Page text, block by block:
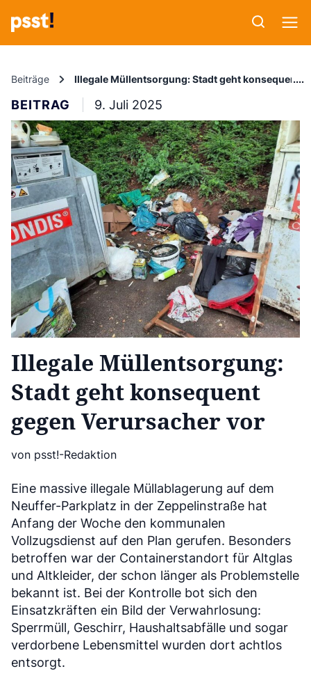
Beiträge Illegale Müllentsorgung: Stadt geht konsequent
BEITRAG 9. Juli 2025
Illegale Müllentsorgung:
Stadt geht konsequent
gegen Verursacher vor
von psst!-Redaktion
Eine massive illegale Müllablagerung auf dem
Neuffer-Parkplatz in der Zeppelinstraße hat
Anfang der Woche den kommunalen
Vollzugsdienst auf den Plan gerufen. Besonders
betroffen war der Containerstandort für Altglas
und Altkleider, der schon länger als Problemstelle
bekannt ist. Bei der Kontrolle bot sich den
Einsatzkräften ein Bild der Verwahrlosung:
Sperrmüll, Geschirr, Haushaltsabfälle und sogar
verdorbene Lebensmittel wurden dort achtlos
entsorgt.